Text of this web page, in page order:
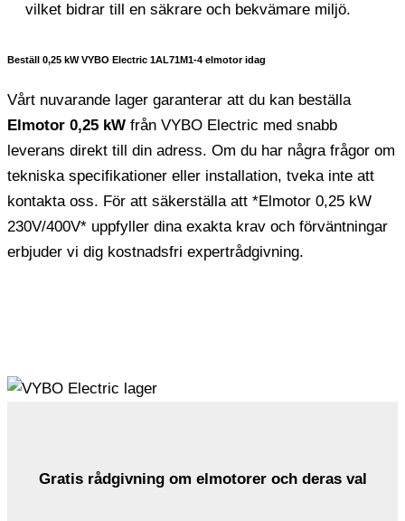
vilket bidrar till en säkrare och bekvämare miljö.
Beställ 0,25 kW VYBO Electric 1AL71M1-4 elmotor idag
Vårt nuvarande lager garanterar att du kan beställa
Elmotor 0,25 kW från VYBO Electric med snabb
leverans direkt till din adress. Om du har några frågor om
tekniska specifikationer eller installation, tveka inte att
kontakta oss. För att säkerställa att *Elmotor 0,25 kW
230V/400V* uppfyller dina exakta krav och förväntningar
erbjuder vi dig kostnadsfri expertrådgivning.
Gratis rådgivning om elmotorer och deras val